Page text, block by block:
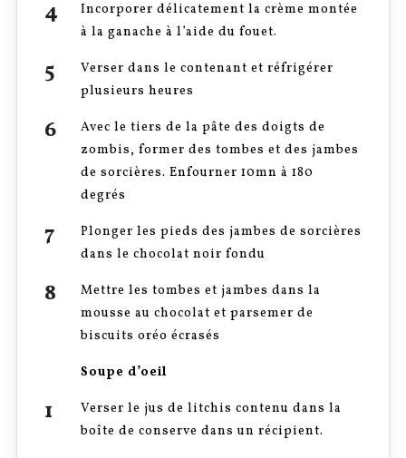
Incorporer délicatement la crème montée
à la ganache à l’aide du fouet.
Verser dans le contenant et réfrigérer
plusieurs heures
Avec le tiers de la pâte des doigts de
zombis, former des tombes et des jambes
de sorcières. Enfourner 10mn à 180
degrés
Plonger les pieds des jambes de sorcières
dans le chocolat noir fondu
Mettre les tombes et jambes dans la
mousse au chocolat et parsemer de
biscuits oréo écrasés
Soupe d’oeil
Verser le jus de litchis contenu dans la
boîte de conserve dans un récipient.